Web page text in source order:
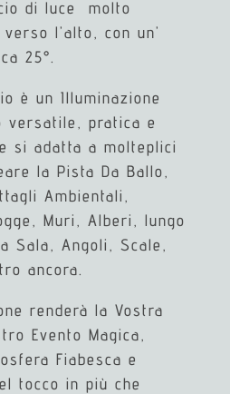
di luce molto
l’alto, con un’
25°.
è un Illuminazione
versatile, pratica e
si adatta a molteplici
la Pista Da Ballo,
Ambientali,
Muri, Alberi, lungo
Sala, Angoli, Scale,
ancora.
renderà la Vostra
Evento Magica,
Fiabesca e
tocco in più che